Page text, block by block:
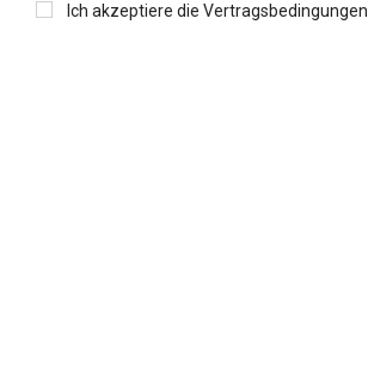
Ich akzeptiere die Vertragsbedingungen